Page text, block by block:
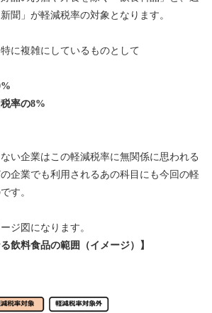
聞」が軽減税率の対象となります。
に複雑にしているものとして
率の8%
い企業はこの軽減税率に無関係に思われる
企業でも利用されるあの科目にも今回の軽
す。
ジ図になります。
飲料食品の範囲（イメージ）】